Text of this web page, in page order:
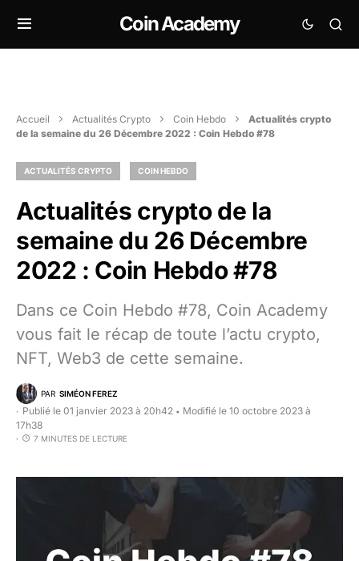
Coin Academy
Accueil Actualités Crypto Coin Hebdo
Actualités crypto
de la semaine du 26 Décembre 2022 : Coin Hebdo #78
ACTUALITÉS CRYPTO COIN HEBDO
Actualités crypto de la
semaine du 26 Décembre
2022 : Coin Hebdo #78
Dans ce Coin Hebdo #78, Coin Academy
vous fait le récap de toute l’actu crypto,
NFT, Web3 de cette semaine.
PAR SIMÉON FEREZ
Publié le 01 janvier 2023 à 20h42 • Modifié le 10 octobre 2023 à
17h38
7 MINUTES DE LECTURE